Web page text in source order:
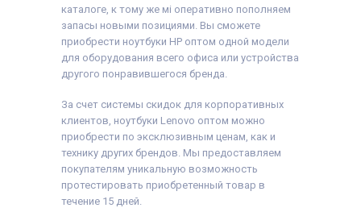
каталоге, к тому же мі оперативно пополняем
запасы новыми позициями. Вы сможете
приобрести ноутбуки HP оптом одной модели
для оборудования всего офиса или устройства
другого понравившегося бренда.
За счет системы скидок для корпоративных
клиентов, ноутбуки Lenovo оптом можно
приобрести по эксклюзивным ценам, как и
технику других брендов. Мы предоставляем
покупателям уникальную возможность
протестировать приобретенный товар в
течение 15 дней.